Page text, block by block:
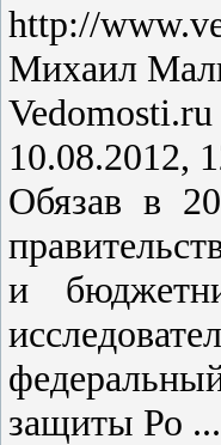
http://
Михаил
Vedomosti.ru
10.08.2012,
Обязав в
и
защиты Ро ...